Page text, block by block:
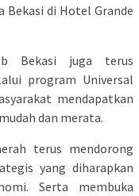
Bekasi di Hotel Grande
Bekasi juga terus
program Universal
mendapatkan
dan merata.
terus mendorong
yang diharapkan
Serta membuka